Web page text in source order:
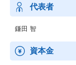
たい」「ネットワー
お客様のITインフラ
ています。まさにIT
■IT Value-Upサービス
代表者
鎌田 智
資本金